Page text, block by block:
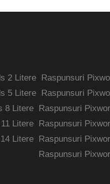
2 Litere Raspunsuri
5 Litere
Raspunsuri
8 Litere Raspunsuri
Litere
Raspunsuri
Litere Raspunsuri
Raspunsuri